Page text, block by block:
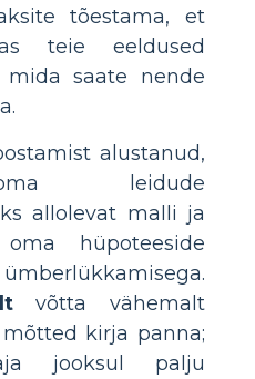
tõestama, et
teie eeldused
saate nende
alustanud,
leidude
allolevat malli ja
hüpoteeside
võtta vähemalt
kirja panna;
jooksul palju